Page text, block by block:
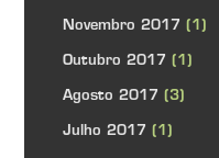
Novembro 2017 (1)
Outubro 2017 (1)
Agosto 2017 (3)
Julho 2017 (1)